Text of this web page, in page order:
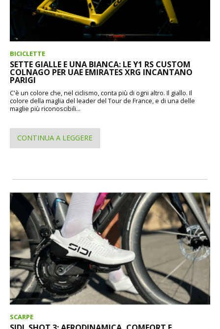
BICICLETTE
SETTE GIALLE E UNA BIANCA: LE Y1 RS CUSTOM
COLNAGO PER UAE EMIRATES XRG INCANTANO
PARIGI
C'è un colore che, nel ciclismo, conta più di ogni altro. Il giallo. Il
colore della maglia del leader del Tour de France, e di una delle
maglie più riconoscibili...
CONTINUA A LEGGERE
SCARPE